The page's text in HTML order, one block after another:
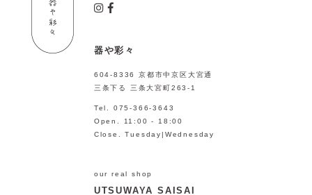
器や彩々
604-8336 京都市中京区大宮通
三条下る 三条大宮町263-1
Tel. 075-366-3643
Open. 11:00 - 18:00
Close. Tuesday|Wednesday
our real shop
UTSUWAYA SAISAI